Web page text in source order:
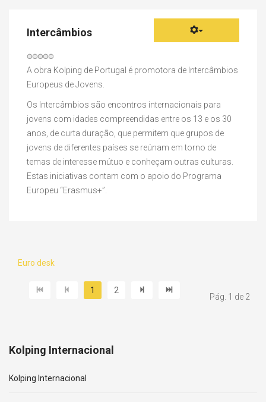
Intercâmbios
Votos
do
utilizador: 0/5
A obra Kolping de Portugal é promotora de Intercâmbios
Europeus de Jovens.
Os Intercâmbios são encontros internacionais para
jovens com idades compreendidas entre os 13 e os 30
anos, de curta duração, que permitem que grupos de
jovens de diferentes países se reúnam em torno de
temas de interesse mútuo e conheçam outras culturas.
Estas iniciativas contam com o apoio do Programa
Europeu “Erasmus+”.
Euro desk
Pág. 1 de 2
1 2
Kolping Internacional
Kolping Internacional